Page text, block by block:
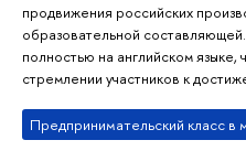
продвижения российских
образовательной
полностью на английском языке,
стремлении участников к
Предпринимательский класс в